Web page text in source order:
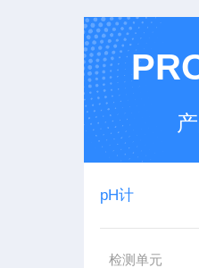
pH计
检测单元